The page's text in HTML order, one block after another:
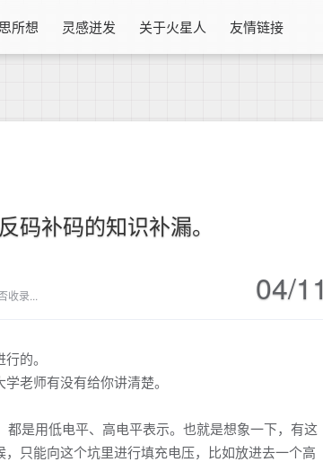
所想 灵感迸发 关于火星人 友情链接
码补码的知识补漏。
收录...
04/
的。
老师有没有给你讲清楚。
是用低电平、高电平表示。也就是想象一下，有这
只能向这个坑里进行填充电压，比如放进去一个高